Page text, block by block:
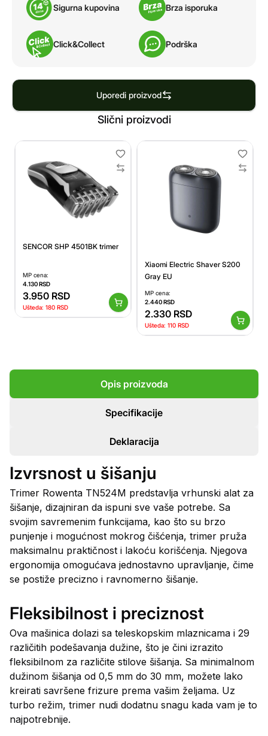
Sigurna kupovina Brza isporuka
Click&Collect Podrška
Uporedi proizvod
Slični proizvodi
SENCOR SHP 4501BK trimer
MP cena:
4.130RSD
3.950 RSD
Ušteda: 180 RSD
Xiaomi Electric Shaver S200
Gray EU
MP cena:
2.440RSD
2.330 RSD
Ušteda: 110 RSD
Opis proizvoda
Specifikacije
Deklaracija
Izvrsnost u šišanju
Trimer Rowenta TN524M predstavlja vrhunski alat za
šišanje, dizajniran da ispuni sve vaše potrebe. Sa
svojim savremenim funkcijama, kao što su brzo
punjenje i mogućnost mokrog čišćenja, trimer pruža
maksimalnu praktičnost i lakoću korišćenja. Njegova
ergonomija omogućava jednostavno upravljanje, čime
se postiže precizno i ravnomerno šišanje.
Fleksibilnost i preciznost
Ova mašinica dolazi sa teleskopskim mlaznicama i 29
različitih podešavanja dužine, što je čini izrazito
fleksibilnom za različite stilove šišanja. Sa minimalnom
dužinom šišanja od 0,5 mm do 30 mm, možete lako
kreirati savršene frizure prema vašim željama. Uz
turbo režim, trimer nudi dodatnu snagu kada vam je to
najpotrebnije.